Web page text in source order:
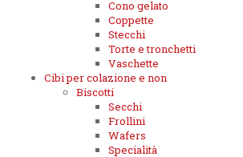
Cono gelato
Coppette
Stecchi
Torte e tronchetti
Vaschette
Cibi per colazione e non
Biscotti
Secchi
Frollini
Wafers
Specialità